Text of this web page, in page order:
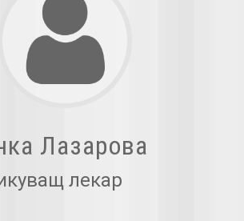
Лазарова
лекар